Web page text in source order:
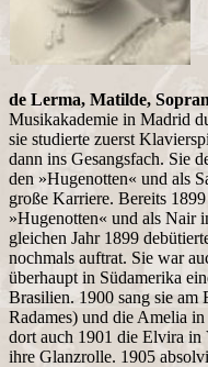
de Lerma, Matilde,
Musikakademie in Madrid
sie studierte zuerst
dann ins Gesangsfach. Sie
den »Hugenotten« und als
große Karriere. Bereits
»Hugenotten« und als Nair
gleichen Jahr 1899
nochmals auftrat. Sie war
überhaupt in Südamerika
Brasilien. 1900 sang sie
Radames) und die Amelia
dort auch 1901 die Elvira
ihre Glanzrolle. 1905